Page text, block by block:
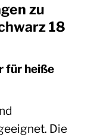
zu
18
für heiße
Die